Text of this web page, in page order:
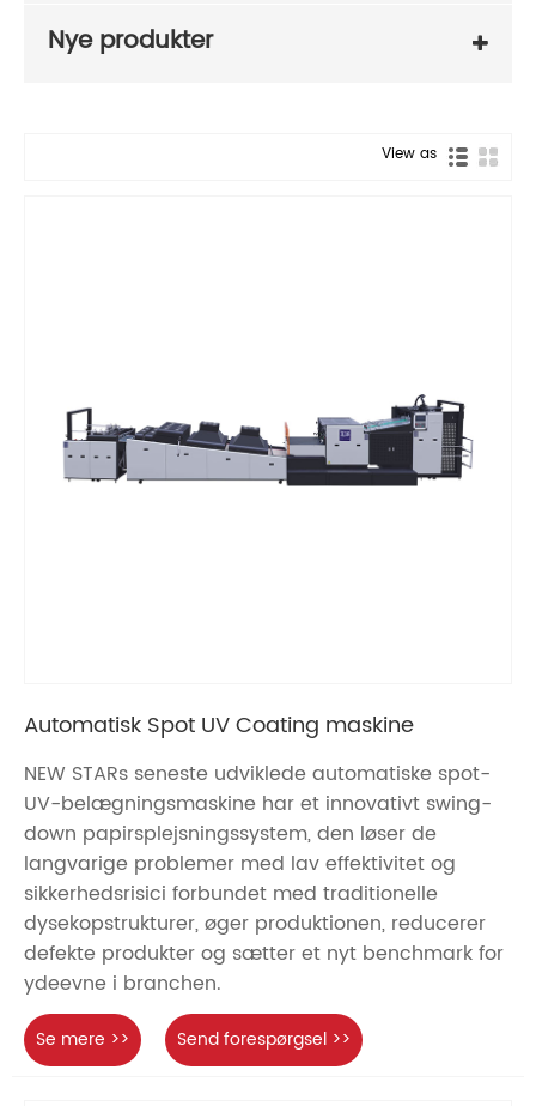
Nye produkter
View as
Automatisk Spot UV Coating maskine
NEW STARs seneste udviklede automatiske spot-
UV-belægningsmaskine har et innovativt swing-
down papirsplejsningssystem, den løser de
langvarige problemer med lav effektivitet og
sikkerhedsrisici forbundet med traditionelle
dysekopstrukturer, øger produktionen, reducerer
defekte produkter og sætter et nyt benchmark for
ydeevne i branchen.
Se mere >> Send forespørgsel >>